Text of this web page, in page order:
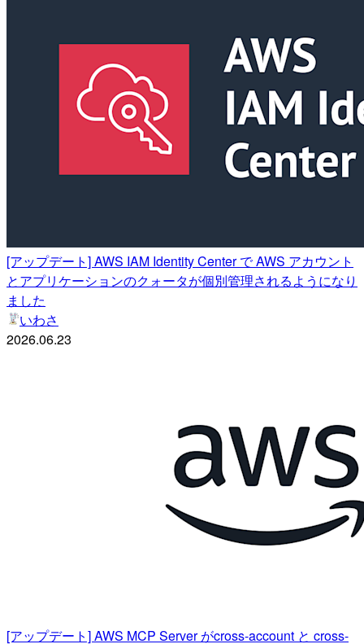
[アップデート] AWS IAM Identity Center で AWS アカウント
とアプリケーションのクォータが個別管理されるようになり
ました
いわさ
2026.06.23
[アップデート] AWS MCP Server がcross-account と cross-